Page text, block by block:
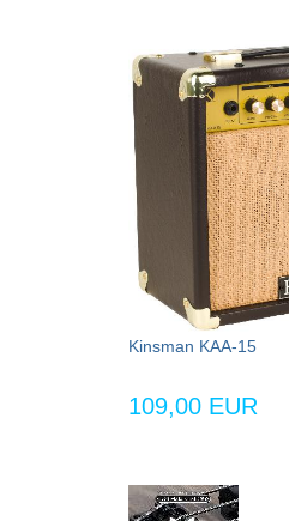
Kinsman KAA-15
109,00 EUR